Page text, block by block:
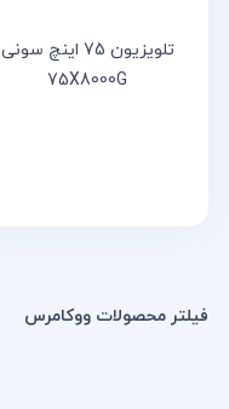
تلویزیون 75 اینچ سونی
75X8000G
فیلتر محصولات ووکامرس